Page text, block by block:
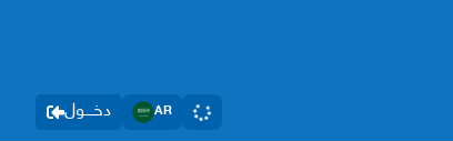
دخــــول AR